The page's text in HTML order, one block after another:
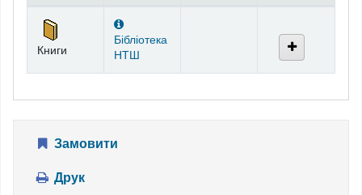
Фонди
Книги
Бібліотека
НТШ
Замовити
Друк